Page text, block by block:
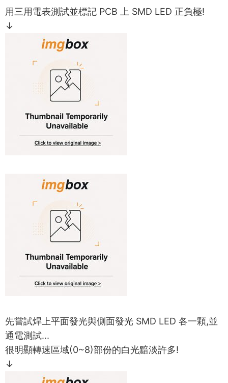
用三用電表測試並標記 PCB 上 SMD LED 正負極!
↓
先嘗試焊上平面發光與側面發光 SMD LED 各一顆,並
通電測試...
很明顯轉速區域(0~8)部份的白光黯淡許多!
↓